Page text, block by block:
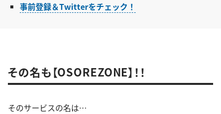
事前登録＆Twitterをチェック！
その名も【OSOREZONE】！！
そのサービスの名は…